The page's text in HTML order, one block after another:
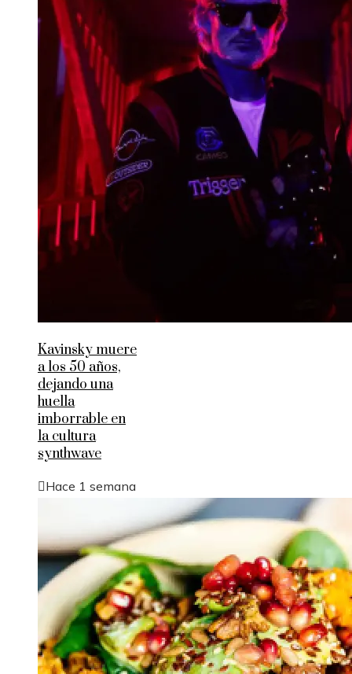
Kavinsky muere
a los 50 años,
dejando una
huella
imborrable en
la cultura
synthwave
Hace 1 semana